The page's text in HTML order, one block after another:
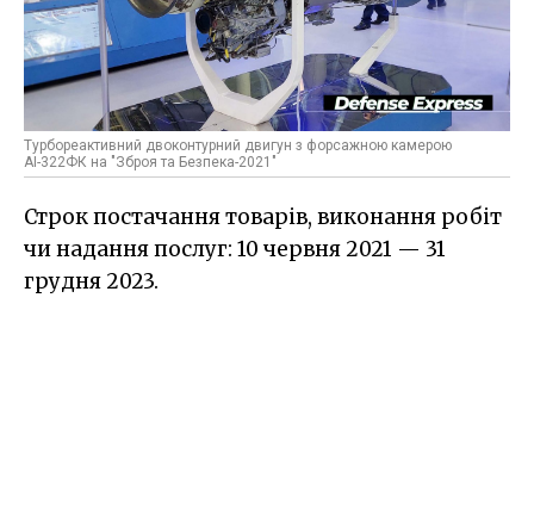
Турбореактивний двоконтурний двигун з форсажною камерою
АІ-322ФК на "Зброя та Безпека-2021"
Строк постачання товарів, виконання робіт
чи надання послуг: 10 червня 2021 — 31
грудня 2023.